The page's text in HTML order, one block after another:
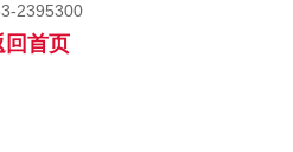
2395300
回首页